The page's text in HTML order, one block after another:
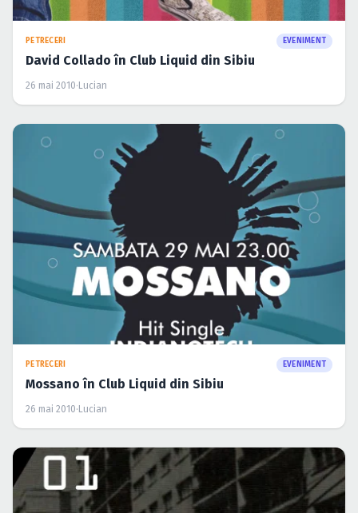
PETRECERI EVENIMENT
David Collado în Club Liquid din Sibiu
26 mai 2010· Lucian
PETRECERI EVENIMENT
Mossano în Club Liquid din Sibiu
26 mai 2010·Lucian